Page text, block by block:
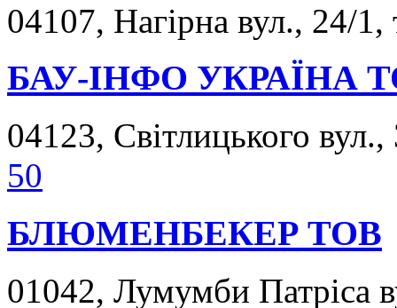
04107, Нагірна вул., 24/
БАУ-ІНФО УКРАЇНА
04123, Світлицького
50
БЛЮМЕНБЕКЕР ТОВ
01042, Лумумби Патріса